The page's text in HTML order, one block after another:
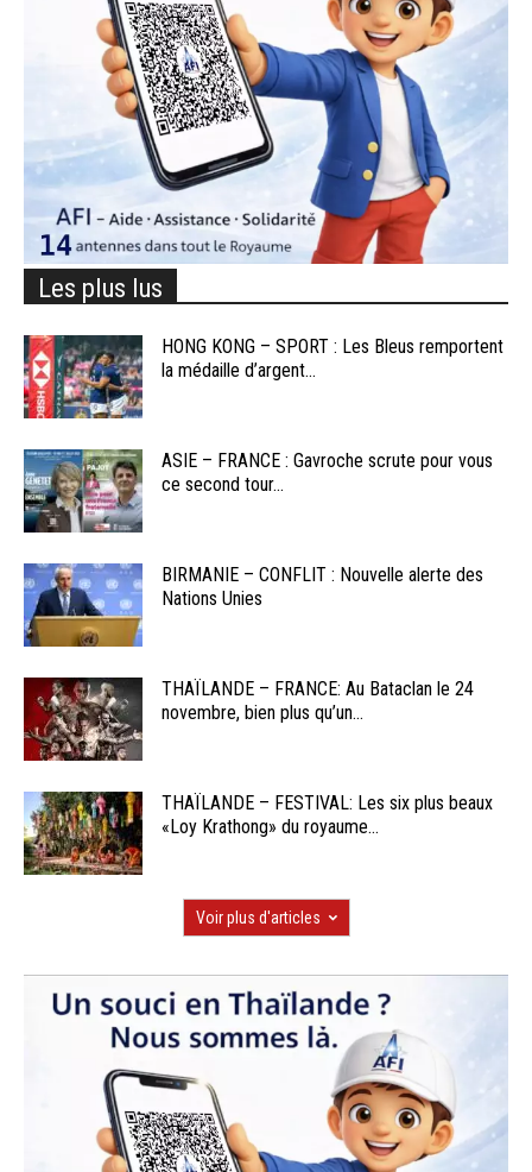
Les plus lus
HONG KONG – SPORT : Les Bleus remportent
la médaille d’argent...
ASIE – FRANCE : Gavroche scrute pour vous
ce second tour...
BIRMANIE – CONFLIT : Nouvelle alerte des
Nations Unies
THAÏLANDE – FRANCE: Au Bataclan le 24
novembre, bien plus qu’un...
THAÏLANDE – FESTIVAL: Les six plus beaux
«Loy Krathong» du royaume...
Voir plus d'articles